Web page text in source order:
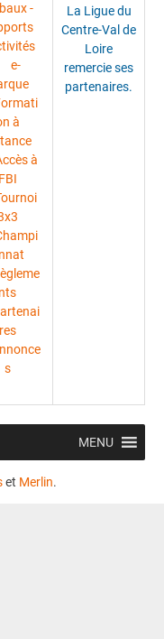
-
e-
à
à
FBI
nts
res
s
La Ligue du
Centre-Val de
Loire
remercie ses
partenaires.
MENU
et Merlin.